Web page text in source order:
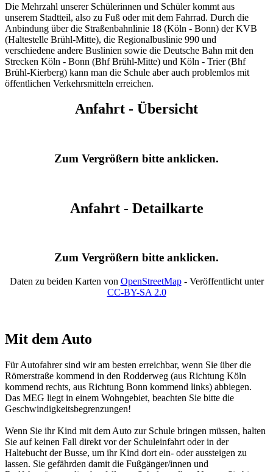
Die Mehrzahl unserer Schülerinnen und Schüler kommt aus
unserem Stadtteil, also zu Fuß oder mit dem Fahrrad. Durch die
Anbindung über die Straßenbahnlinie 18 (Köln - Bonn) der KVB
(Haltestelle Brühl-Mitte), die Regionalbuslinie 990 und
verschiedene andere Buslinien sowie die Deutsche Bahn mit den
Strecken Köln - Bonn (Bhf Brühl-Mitte) und Köln - Trier (Bhf
Brühl-Kierberg) kann man die Schule aber auch problemlos mit
öffentlichen Verkehrsmitteln erreichen.
Anfahrt - Übersicht
Zum Vergrößern bitte anklicken.
Anfahrt - Detailkarte
Zum Vergrößern bitte anklicken.
Daten zu beiden Karten von OpenStreetMap- Veröffentlicht unter
CC-BY-SA 2.0
Mit dem Auto
Für Autofahrer sind wir am besten erreichbar, wenn Sie über die
Römerstraße kommend in den Rodderweg (aus Richtung Köln
kommend rechts, aus Richtung Bonn kommend links) abbiegen.
Das MEG liegt in einem Wohngebiet, beachten Sie bitte die
Geschwindigkeitsbegrenzungen!
Wenn Sie ihr Kind mit dem Auto zur Schule bringen müssen, halten
Sie auf keinen Fall direkt vor der Schuleinfahrt oder in der
Haltebucht der Busse, um ihr Kind dort ein- oder aussteigen zu
lassen. Sie gefährden damit die Fußgänger/innen und